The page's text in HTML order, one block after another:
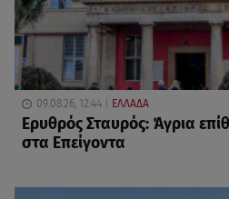
09.08.26, 12:44 ΕΛΛΑΔΑ
Ερυθρός Σταυρός: Άγρια
στα Επείγοντα